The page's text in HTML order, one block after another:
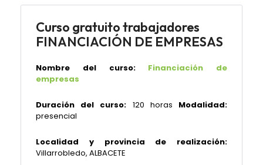
Curso gratuito trabajadores
FINANCIACIÓN DE EMPRESAS
Nombre del curso:
Financiación de
empresas
Duración del curso: 120 horas Modalidad:
presencial
Localidad y provincia de realización:
Villarrobledo, ALBACETE